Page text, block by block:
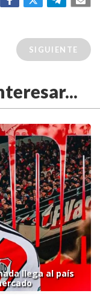
SIGUIENTE
llega al país